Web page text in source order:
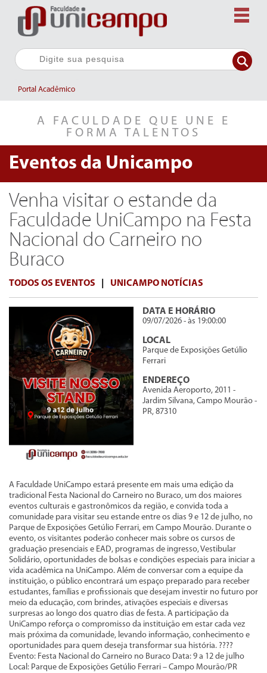
Portal Acadêmico
A FACULDADE QUE UNE E
FORMA TALENTOS
Eventos da Unicampo
Venha visitar o estande da
Faculdade UniCampo na Festa
Nacional do Carneiro no
Buraco
TODOS OS EVENTOS UNICAMPO NOTÍCIAS
DATA E HORÁRIO
09/07/2026 - às 19:00:00
LOCAL
Parque de Exposições Getúlio
Ferrari
ENDEREÇO
Avenida Aeroporto, 2011 -
Jardim Silvana, Campo Mourão -
PR, 87310
A Faculdade UniCampo estará presente em mais uma edição da
tradicional Festa Nacional do Carneiro no Buraco, um dos maiores
eventos culturais e gastronômicos da região, e convida toda a
comunidade para visitar seu estande entre os dias 9 e 12 de julho, no
Parque de Exposições Getúlio Ferrari, em Campo Mourão. Durante o
evento, os visitantes poderão conhecer mais sobre os cursos de
graduação presenciais e EAD, programas de ingresso, Vestibular
Solidário, oportunidades de bolsas e condições especiais para iniciar a
vida acadêmica na UniCampo. Além de conversar com a equipe da
instituição, o público encontrará um espaço preparado para receber
estudantes, famílias e profissionais que desejam investir no futuro por
meio da educação, com brindes, ativações especiais e diversas
surpresas ao longo dos quatro dias de festa. A participação da
UniCampo reforça o compromisso da instituição em estar cada vez
mais próxima da comunidade, levando informação, conhecimento e
oportunidades para quem deseja transformar sua história. ????
Evento: Festa Nacional do Carneiro no Buraco Data: 9 a 12 de julho
Local: Parque de Exposições Getúlio Ferrari – Campo Mourão/PR